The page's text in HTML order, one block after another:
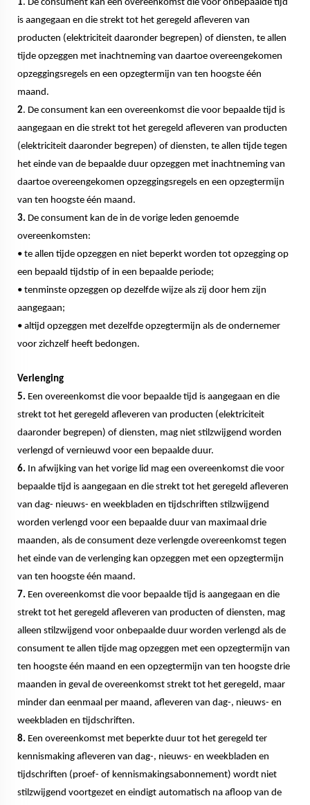
1. De consument kan een overeenkomst die voor onbepaalde tijd
is aangegaan en die strekt tot het geregeld afleveren van
producten (elektriciteit daaronder begrepen) of diensten, te allen
tijde opzeggen met inachtneming van daartoe overeengekomen
opzeggingsregels en een opzegtermijn van ten hoogste één
maand.
2. De consument kan een overeenkomst die voor bepaalde tijd is
aangegaan en die strekt tot het geregeld afleveren van producten
(elektriciteit daaronder begrepen) of diensten, te allen tijde tegen
het einde van de bepaalde duur opzeggen met inachtneming van
daartoe overeengekomen opzeggingsregels en een opzegtermijn
van ten hoogste één maand.
3. De consument kan de in de vorige leden genoemde
overeenkomsten:
• te allen tijde opzeggen en niet beperkt worden tot opzegging op
een bepaald tijdstip of in een bepaalde periode;
• tenminste opzeggen op dezelfde wijze als zij door hem zijn
aangegaan;
• altijd opzeggen met dezelfde opzegtermijn als de ondernemer
voor zichzelf heeft bedongen.
Verlenging
5. Een overeenkomst die voor bepaalde tijd is aangegaan en die
strekt tot het geregeld afleveren van producten (elektriciteit
daaronder begrepen) of diensten, mag niet stilzwijgend worden
verlengd of vernieuwd voor een bepaalde duur.
6. In afwijking van het vorige lid mag een overeenkomst die voor
bepaalde tijd is aangegaan en die strekt tot het geregeld afleveren
van dag- nieuws- en weekbladen en tijdschriften stilzwijgend
worden verlengd voor een bepaalde duur van maximaal drie
maanden, als de consument deze verlengde overeenkomst tegen
het einde van de verlenging kan opzeggen met een opzegtermijn
van ten hoogste één maand.
7. Een overeenkomst die voor bepaalde tijd is aangegaan en die
strekt tot het geregeld afleveren van producten of diensten, mag
alleen stilzwijgend voor onbepaalde duur worden verlengd als de
consument te allen tijde mag opzeggen met een opzegtermijn van
ten hoogste één maand en een opzegtermijn van ten hoogste drie
maanden in geval de overeenkomst strekt tot het geregeld, maar
minder dan eenmaal per maand, afleveren van dag-, nieuws- en
weekbladen en tijdschriften.
8. Een overeenkomst met beperkte duur tot het geregeld ter
kennismaking afleveren van dag-, nieuws- en weekbladen en
tijdschriften (proef- of kennismakingsabonnement) wordt niet
stilzwijgend voortgezet en eindigt automatisch na afloop van de